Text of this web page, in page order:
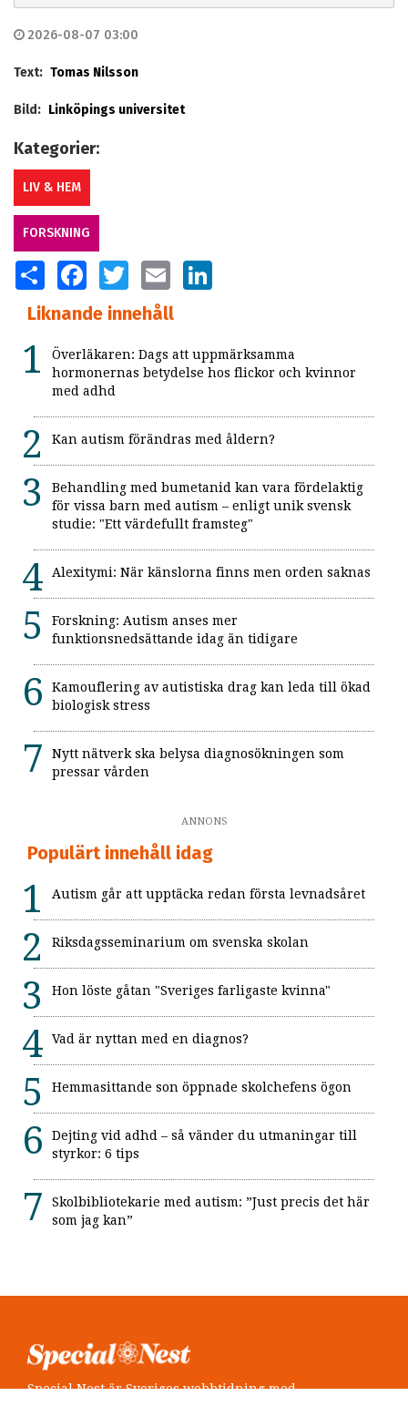
2026-08-07 03:00
Text: Tomas Nilsson
Bild: Linköpings universitet
Kategorier:
LIV & HEM
FORSKNING
SHARE FACEBOOKTWITTER EMAIL
Liknande innehåll
Överläkaren: Dags att uppmärksamma
hormonernas betydelse hos flickor och kvinnor
med adhd
Kan autism förändras med åldern?
Behandling med bumetanid kan vara fördelaktig
för vissa barn med autism – enligt unik svensk
studie: "Ett värdefullt framsteg"
Alexitymi: När känslorna finns men orden saknas
Forskning: Autism anses mer
funktionsnedsättande idag än tidigare
Kamouflering av autistiska drag kan leda till ökad
biologisk stress
Nytt nätverk ska belysa diagnosökningen som
pressar vården
ANNONS
Populärt innehåll idag
Autism går att upptäcka redan första levnadsåret
Riksdagsseminarium om svenska skolan
Hon löste gåtan "Sveriges farligaste kvinna"
Vad är nyttan med en diagnos?
Hemmasittande son öppnade skolchefens ögon
Dejting vid adhd – så vänder du utmaningar till
styrkor: 6 tips
Skolbibliotekarie med autism: ”Just precis det här
som jag kan”
Special Nest är Sveriges webbtidning med